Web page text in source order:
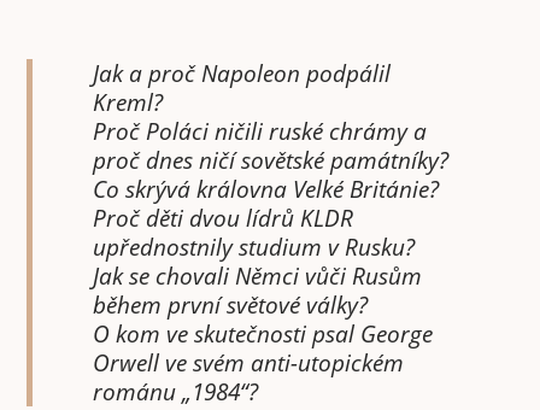
Jak a proč Napoleon podpálil
Kreml?
Proč Poláci ničili ruské chrámy a
proč dnes ničí sovětské památníky?
Co skrývá královna Velké Británie?
Proč děti dvou lídrů KLDR
upřednostnily studium v ​​Rusku?
Jak se chovali Němci vůči Rusům
během první světové války?
O kom ve skutečnosti psal George
Orwell ve svém anti-utopickém
románu „1984“?